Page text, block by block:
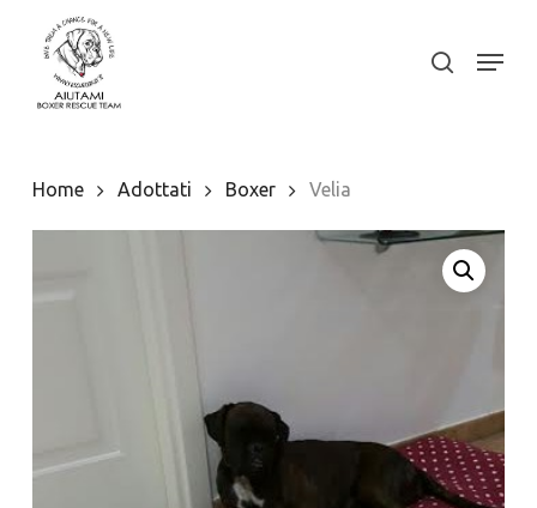
content
search
Menu
Home Adottati Boxer Velia
Close